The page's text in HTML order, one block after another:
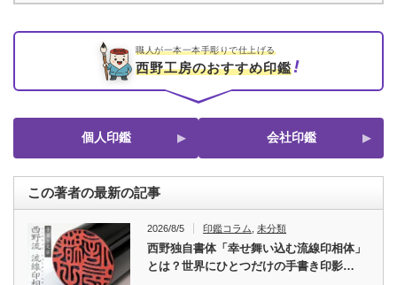
職人が一本一本手彫りで仕上げる
西野工房のおすすめ印鑑
個人印鑑 会社印鑑
この著者の最新の記事
2026/8/5 印鑑コラム ,未分類
西野独自書体「幸せ舞い込む流線印相体」
とは？世界にひとつだけの手書き印影…